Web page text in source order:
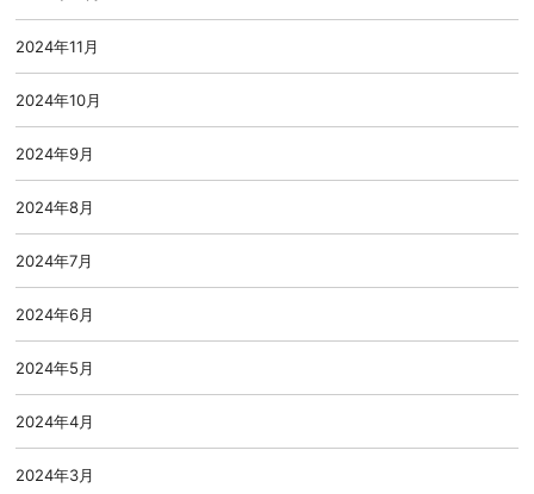
2024年11月
2024年10月
2024年9月
2024年8月
2024年7月
2024年6月
2024年5月
2024年4月
2024年3月